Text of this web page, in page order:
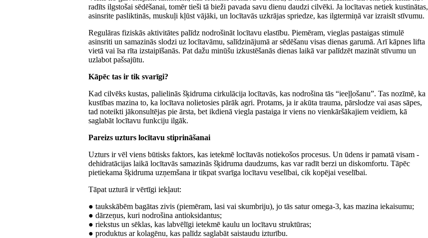
radīts ilgstošai sēdēšanai, tomēr tieši tā bieži pavada savu dienu daudzi cilvēki. Ja locītavas netiek kustinātas,
asinsrite pasliktinās, muskuļi kļūst vājāki, un locītavās uzkrājas spriedze, kas ilgtermiņā var izraisīt stīvumu.
Regulāras fiziskās aktivitātes palīdz nodrošināt locītavu elastību. Piemēram, vieglas pastaigas stimulē
asinsriti un samazinās slodzi uz locītavāmu, salīdzinājumā ar sēdēšanu visas dienas garumā. Arī kāpnes lifta
vietā vai īsa rīta izstaipīšanās. Pat dažu minūšu izkustēšanās dienas laikā var palīdzēt mazināt stīvumu un
uzlabot pašsajūtu.
Kāpēc tas ir tik svarīgi?
Kad cilvēks kustas, palielinās šķidruma cirkulācija locītavās, kas nodrošina tās “ieeļļošanu”. Tas nozīmē, ka
kustības mazina to, ka locītava nolietosies pārāk agri. Protams, ja ir akūta trauma, pārslodze vai asas sāpes,
tad noteikti jākonsultējas pie ārsta, bet ikdienā viegla pastaiga ir viens no vienkāršākajiem veidiem, kā
saglabāt locītavu funkciju ilgāk.
Pareizs uzturs locītavu stiprināšanai
Uzturs ir vēl viens būtisks faktors, kas ietekmē locītavās notiekošos procesus. Un ūdens ir pamatā visam -
dehidratācijas laikā locītavās samazinās šķidruma daudzums, kas var radīt berzi un diskomfortu. Tāpēc
pietiekama šķidruma uzņemšana ir tikpat svarīga locītavu veselībai, cik kopējai veselībai.
Tāpat uzturā ir vērtīgi iekļaut:
● taukskābēm bagātas zivis (piemēram, lasi vai skumbriju), jo tās satur omega-3, kas mazina iekaisumu;
● dārzeņus, kuri nodrošina antioksidantus;
● riekstus un sēklas, kas labvēlīgi ietekmē kaulu un locītavu struktūras;
● produktus ar kolagēnu, kas palīdz saglabāt saistaudu izturību.